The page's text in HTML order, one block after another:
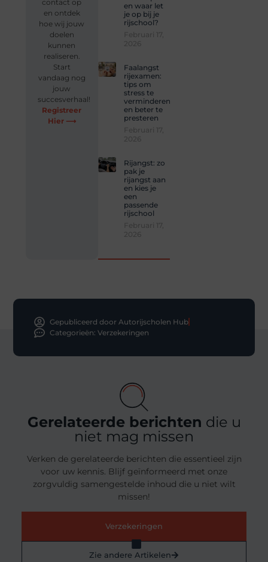
en waar let
je op bij je
rijschool?
Faalangst
rijexamen:
tips om
stress te
verminderen
en beter te
presteren
Rijangst: zo
pak je
rijangst aan
en kies je
een
passende
rijschool
contact op
en ontdek
hoe wij jouw
doelen
kunnen
realiseren.
Start
vandaag nog
jouw
succesverhaal!
Registreer
Hier ⟶
Gepubliceerd door Autorijscholen Hub
Categorieën: Verzekeringen
Gerelateerde berichten die u
niet mag missen
Verken de gerelateerde berichten die essentieel zijn
voor uw kennis. Blijf geïnformeerd met onze
zorgvuldig samengestelde inhoud die u niet wilt
missen!
Verzekeringen
Zie andere Artikelen